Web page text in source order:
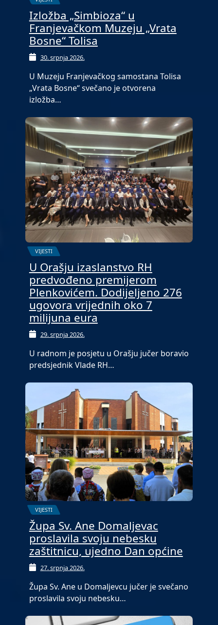
Izložba „Simbioza“ u
Franjevačkom Muzeju „Vrata
Bosne“ Tolisa
30. srpnja 2026.
U Muzeju Franjevačkog samostana Tolisa
„Vrata Bosne“ svečano je otvorena
izložba…
VIJESTI
U Orašju izaslanstvo RH
predvođeno premijerom
Plenkovićem. Dodijeljeno 276
ugovora vrijednih oko 7
milijuna eura
29. srpnja 2026.
U radnom je posjetu u Orašju jučer boravio
predsjednik Vlade RH…
VIJESTI
Župa Sv. Ane Domaljevac
proslavila svoju nebesku
zaštitnicu, ujedno Dan općine
27. srpnja 2026.
Župa Sv. Ane u Domaljevcu jučer je svečano
proslavila svoju nebesku…